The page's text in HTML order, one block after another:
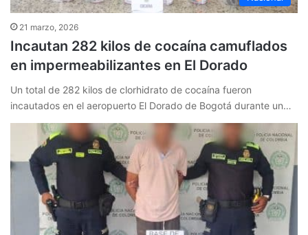
21 marzo, 2026
Incautan 282 kilos de cocaína camuflados
en impermeabilizantes en El Dorado
Un total de 282 kilos de clorhidrato de cocaína fueron
incautados en el aeropuerto El Dorado de Bogotá durante un…